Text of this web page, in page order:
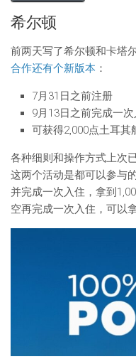
希尔顿
前两天写了希尔顿和卡塔
合作还有个新版本 ：
7月31日之前注册
9月13日之前完成一次
可获得2,000点土耳其
各种细则和操作方式上次
这两个活动是都可以参与
并完成一次入住，拿到
空再完成一次入住，可以